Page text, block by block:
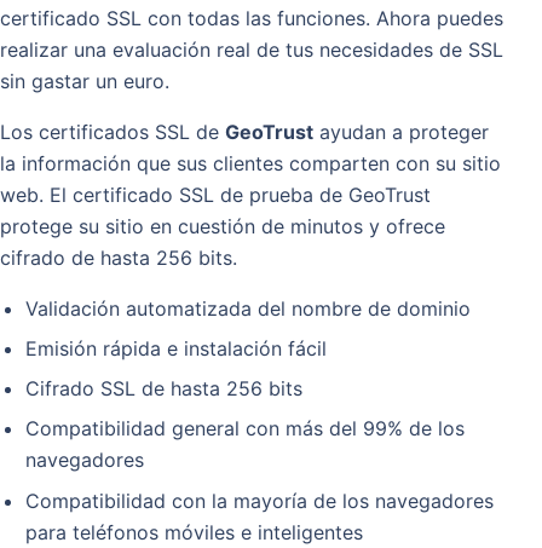
certificado SSL con todas las funciones. Ahora puedes
realizar una evaluación real de tus necesidades de SSL
sin gastar un euro.
Los certificados SSL de GeoTrust ayudan a proteger
la información que sus clientes comparten con su sitio
web. El certificado SSL de prueba de GeoTrust
protege su sitio en cuestión de minutos y ofrece
cifrado de hasta 256 bits.
Validación automatizada del nombre de dominio
Emisión rápida e instalación fácil
Cifrado SSL de hasta 256 bits
Compatibilidad general con más del 99% de los
navegadores
Compatibilidad con la mayoría de los navegadores
para teléfonos móviles e inteligentes